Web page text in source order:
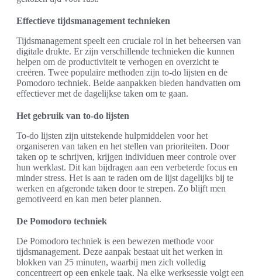
Effectieve tijdsmanagement technieken
Tijdsmanagement speelt een cruciale rol in het beheersen van
digitale drukte. Er zijn verschillende technieken die kunnen
helpen om de productiviteit te verhogen en overzicht te
creëren. Twee populaire methoden zijn to-do lijsten en de
Pomodoro techniek. Beide aanpakken bieden handvatten om
effectiever met de dagelijkse taken om te gaan.
Het gebruik van to-do lijsten
To-do lijsten zijn uitstekende hulpmiddelen voor het
organiseren van taken en het stellen van prioriteiten. Door
taken op te schrijven, krijgen individuen meer controle over
hun werklast. Dit kan bijdragen aan een verbeterde focus en
minder stress. Het is aan te raden om de lijst dagelijks bij te
werken en afgeronde taken door te strepen. Zo blijft men
gemotiveerd en kan men beter plannen.
De Pomodoro techniek
De Pomodoro techniek is een bewezen methode voor
tijdsmanagement. Deze aanpak bestaat uit het werken in
blokken van 25 minuten, waarbij men zich volledig
concentreert op een enkele taak. Na elke werksessie volgt een